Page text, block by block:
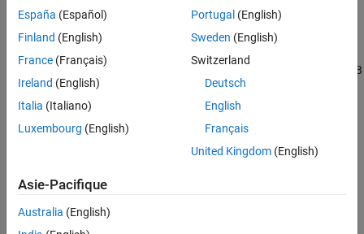
MATLAB Parallel Server™
on AWS.
Link Cloud Account to Cloud Center
Learn how to link your cloud account so that you can use MATLAB
in the cloud from Cloud Center.
Start MATLAB on Amazon Web Services (AWS) Using Cloud
Learn how to start a cloud machine with MATLAB installed using
Start and Test MATLAB Parallel Server Cluster in Cloud Center
España (Español)
Finland (English)
France (Français)
Ireland (English)
Italia (Italiano)
Luxembourg (English)
Portugal (English)
Sweden (English)
Switzerland
Deutsch
English
Français
United Kingdom(English)
Asie-Pacifique
Australia (English)